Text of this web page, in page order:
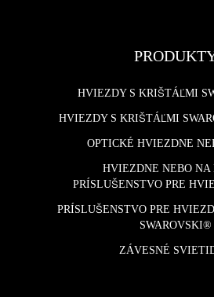
HVIEZDY S KRIŠTÁĽMI
HVIEZDY S KRIŠTÁĽMI
OPTICKÉ HVIEZDNE
HVIEZDNE NEBO NA
PRÍSLUŠENSTVO PRE
PRÍSLUŠENSTVO PRE
SWAROVSKI®
ZÁVESNÉ